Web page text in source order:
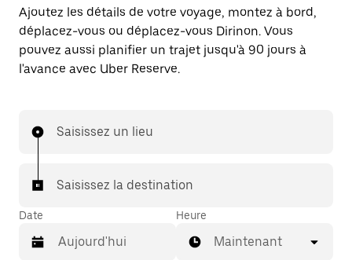
Ajoutez les détails de votre voyage, montez à bord,
déplacez-vous ou déplacez-vous Dirinon. Vous
pouvez aussi planifier un trajet jusqu'à 90 jours à
l'avance avec Uber Reserve.
Saisissez un lieu
Saisissez la destination
Date Heure
Maintenant